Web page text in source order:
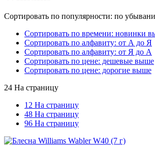
Сортировать по популярности: по
Сортировать по времени: новинки
Сортировать по алфавиту: от А до Я
Сортировать по алфавиту: от Я до А
Сортировать по цене: дешевые выше
Сортировать по цене: дорогие выше
24 На страницу
12 На страницу
48 На страницу
96 На страницу